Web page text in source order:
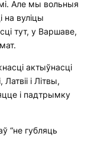
Але мы вольныя
вуліцы
тут, у Варшаве,
актыўнасці
і Літвы,
і падтрымку
“не губляць